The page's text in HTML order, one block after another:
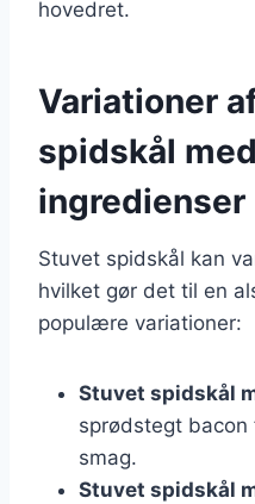
hovedret.
Variationer
spidskål
ingredienser
Stuvet spidskål kan
hvilket gør det til en
populære variationer:
Stuvet spidskål
sprødstegt
smag.
Stuvet spidskål